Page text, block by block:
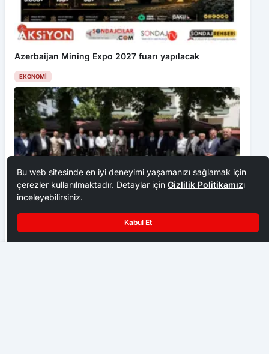
Azerbaijan Mining Expo 2027 fuarı yapılacak
EKONOMI
Ankara Ziraat Odaları; hububat alım fiyatları çiftçimizi
Bu web sitesinde en iyi deneyimi yaşamanızı sağlamak için
çerezler kullanılmaktadır. Detaylar için Gizlilik Politikamızı
inceleyebilirsiniz.
Kabul Et